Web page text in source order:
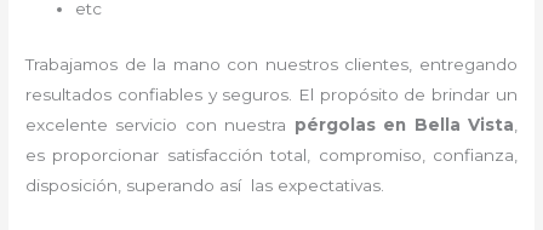
etc
Trabajamos de la mano con nuestros clientes, entregando
resultados confiables y seguros. El propósito de brindar un
excelente servicio con nuestra pérgolas en Bella Vista
es proporcionar satisfacción total, compromiso, confianza,
disposición, superando así las expectativas.